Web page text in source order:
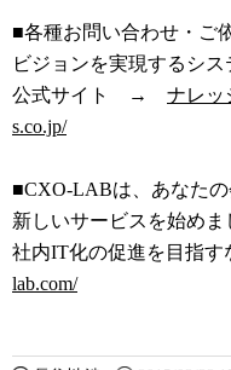
■各種お問い合わせ・ご
ビジョンを実現するシ
公式サイト → ナレッ
s.co.jp/
■CXO-LABは、あなた
新しいサービスを始めま
社内IT化の促進を目指
lab.com/